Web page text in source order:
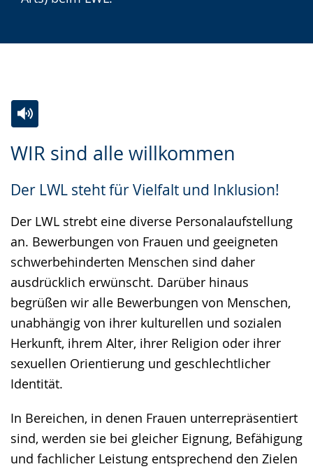
WIR sind alle willkommen
Der LWL steht für Vielfalt und Inklusion!
Der LWL strebt eine diverse Personalaufstellung
an. Bewerbungen von Frauen und geeigneten
schwerbehinderten Menschen sind daher
ausdrücklich erwünscht. Darüber hinaus
begrüßen wir alle Bewerbungen von Menschen,
unabhängig von ihrer kulturellen und sozialen
Herkunft, ihrem Alter, ihrer Religion oder ihrer
sexuellen Orientierung und geschlechtlicher
Identität.
In Bereichen, in denen Frauen unterrepräsentiert
sind, werden sie bei gleicher Eignung, Befähigung
und fachlicher Leistung entsprechend den Zielen
Leichten
wechseln.
Audio-
Video
Deutscher
Gebärdensprache
wird
angezeigt.